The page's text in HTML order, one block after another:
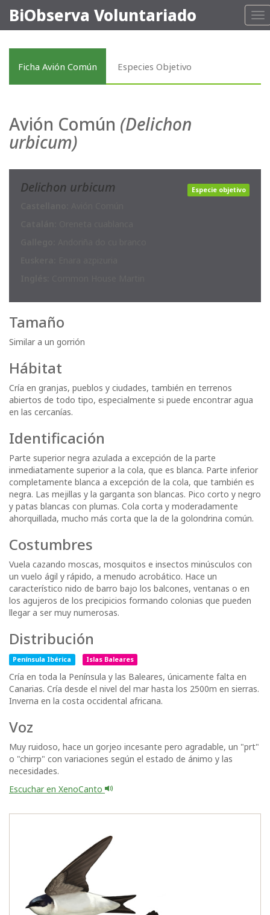
BiObserva Voluntariado
Ficha Avión Común Especies Objetivo
Avión Común (Delichon
urbicum)
Delichon urbicum Especie objetivo
Tamaño
Similar a un gorrión
Hábitat
Cría en granjas, pueblos y ciudades, también en terrenos
abiertos de todo tipo, especialmente si puede encontrar agua
en las cercanías.
Identificación
Parte superior negra azulada a excepción de la parte
inmediatamente superior a la cola, que es blanca. Parte inferior
completamente blanca a excepción de la cola, que también es
negra. Las mejillas y la garganta son blancas. Pico corto y negro
y patas blancas con plumas. Cola corta y moderadamente
ahorquillada, mucho más corta que la de la golondrina común.
Costumbres
Vuela cazando moscas, mosquitos e insectos minúsculos con
un vuelo ágil y rápido, a menudo acrobático. Hace un
característico nido de barro bajo los balcones, ventanas o en
los agujeros de los precipicios formando colonias que pueden
llegar a ser muy numerosas.
Distribución
Península Ibérica Islas Baleares
Cría en toda la Península y las Baleares, únicamente falta en
Canarias. Cría desde el nivel del mar hasta los 2500m en sierras.
Inverna en la costa occidental africana.
Voz
Muy ruidoso, hace un gorjeo incesante pero agradable, un "prt"
o "chirrp" con variaciones según el estado de ánimo y las
necesidades.
Escuchar en XenoCanto